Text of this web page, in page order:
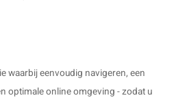
waarbij eenvoudig navigeren, een
optimale online omgeving - zodat u